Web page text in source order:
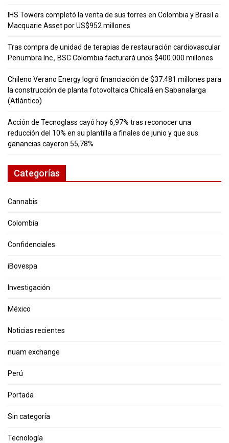
IHS Towers completó la venta de sus torres en Colombia y Brasil a
Macquarie Asset por US$952 millones
Tras compra de unidad de terapias de restauración cardiovascular
Penumbra Inc., BSC Colombia facturará unos $400.000 millones
Chileno Verano Energy logró financiación de $37.481 millones para
la construcción de planta fotovoltaica Chicalá en Sabanalarga
(Atlántico)
Acción de Tecnoglass cayó hoy 6,97% tras reconocer una
reducción del 10% en su plantilla a finales de junio y que sus
ganancias cayeron 55,78%
Categorías
Cannabis
Colombia
Confidenciales
iBovespa
Investigación
México
Noticias recientes
nuam exchange
Perú
Portada
Sin categoría
Tecnología